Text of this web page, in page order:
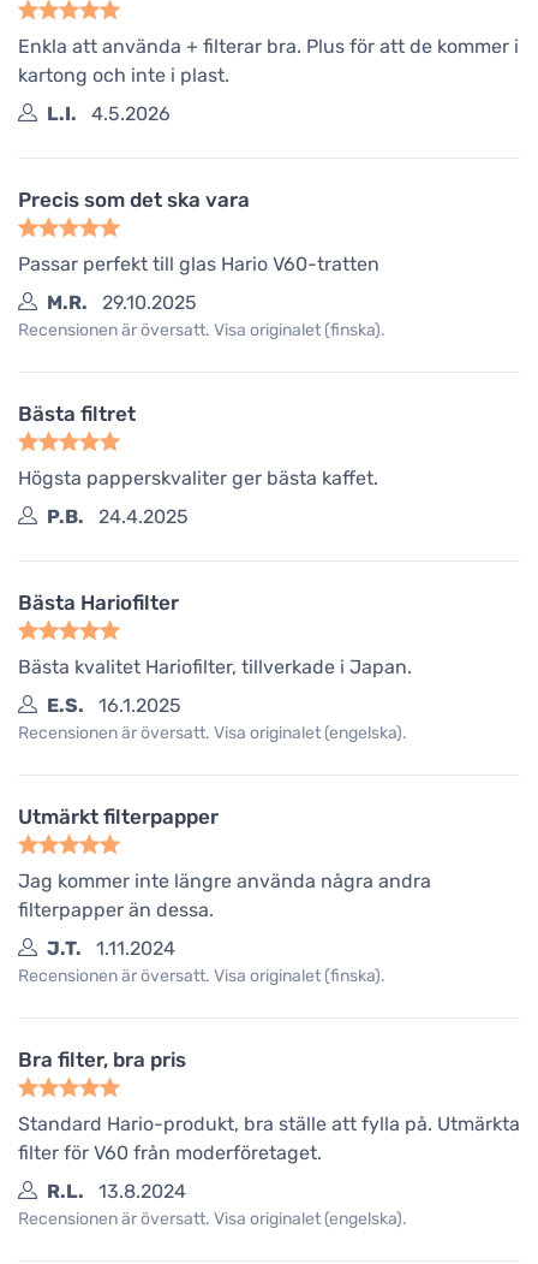
Enkla att använda + filterar bra. Plus för att de kommer i
kartong och inte i plast.
L.I.
4.5.2026
Precis som det ska vara
Passar perfekt till glas Hario V60-tratten
M.R.
29.10.2025
Recensionen är översatt. Visa originalet (finska).
Bästa filtret
Högsta papperskvaliter ger bästa kaffet.
P.B.
24.4.2025
Bästa Hariofilter
Bästa kvalitet Hariofilter, tillverkade i Japan.
E.S.
16.1.2025
Recensionen är översatt. Visa originalet (engelska).
Utmärkt filterpapper
Jag kommer inte längre använda några andra
filterpapper än dessa.
J.T.
1.11.2024
Recensionen är översatt. Visa originalet (finska).
Bra filter, bra pris
Standard Hario-produkt, bra ställe att fylla på. Utmärkta
filter för V60 från moderföretaget.
R.L.
13.8.2024
Recensionen är översatt. Visa originalet (engelska).